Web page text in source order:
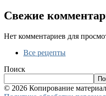
Свежие
Нет комментариев для
Все рецепты
Поиск
© 2026 Копирование